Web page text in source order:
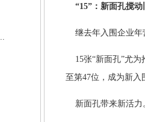
“15”：新面孔搅动
继去年入围企业年
15张“新面孔”尤为
至第47位，成为新入
新面孔带来新活力